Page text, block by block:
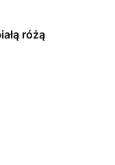
różą